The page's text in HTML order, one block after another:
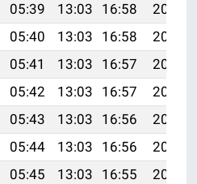
05:39 13:03 16:58
20:17
05:40 13:03 16:58
20:16
05:41 13:03 16:57
20:15
05:42 13:03 16:57
20:14
05:43 13:03 16:56
20:12
05:44 13:03 16:56
20:11
05:45 13:03 16:55
20:10